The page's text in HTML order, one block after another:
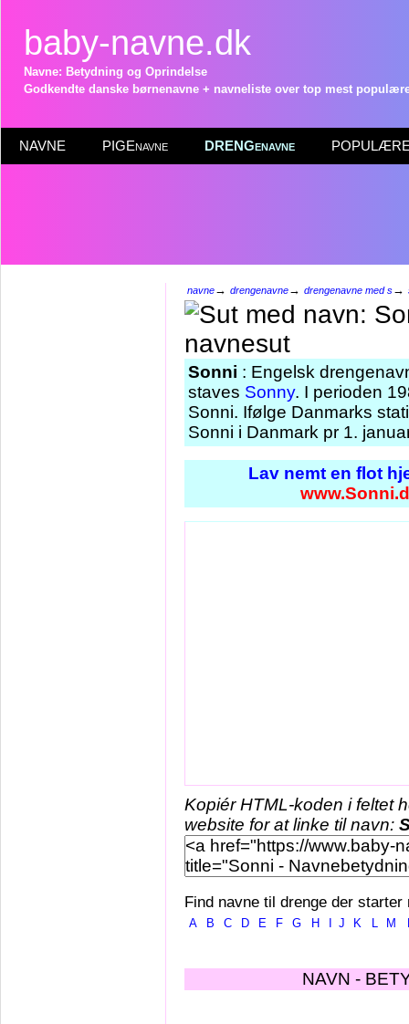
baby-navne.dk
Navne: Betydning og Oprindelse
Godkendte danske børnenavne + navneliste over top mest
NAVNE PIGEnavne DRENGenavne POPULÆRE
navne→ drengenavne→ drengenavne med s→
Sonni : Engelsk
staves Sonny. I perioden
Sonni. Ifølge Danmarks
Sonni i Danmark pr 1.
Lav nemt en flot
Kopiér HTML-koden i feltet
website for at linke til navn:
Find navne til drenge der starter
A B C D E F G H J K L M
NAVN -